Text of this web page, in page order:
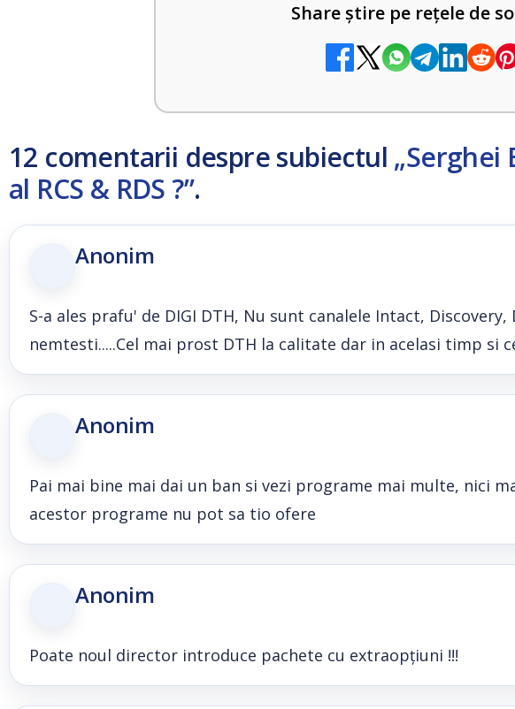
Share știre pe rețele de
12 comentarii despre subiectul „Serghei
al RCS & RDS ?”.
Anonim
S-a ales prafu' de DIGI DTH, Nu sunt canalele Intact,
nemtesti.....Cel mai prost DTH la calitate dar in acelasi timp si
Anonim
Pai mai bine mai dai un ban si vezi programe mai multe, nici
acestor programe nu pot sa tio ofere
Anonim
Poate noul director introduce pachete cu extraopțiuni !!!